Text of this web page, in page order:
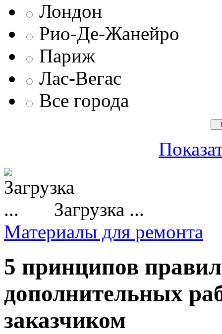
Лондон
Рио-Де-Жанейро
Париж
Лас-Вегас
Все города
Загрузка ...
Материалы для ремонта
5 принципов
дополнительных
заказчиком